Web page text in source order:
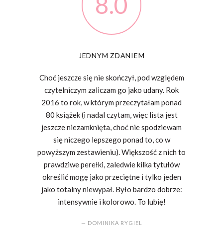
JEDNYM ZDANIEM
Choć jeszcze się nie skończył, pod względem
czytelniczym zaliczam go jako udany. Rok
2016 to rok, w którym przeczytałam ponad
80 książek (i nadal czytam, więc lista jest
jeszcze niezamknięta, choć nie spodziewam
się niczego lepszego ponad to, co w
powyższym zestawieniu). Większość z nich to
prawdziwe perełki, zaledwie kilka tytułów
określić mogę jako przeciętne i tylko jeden
jako totalny niewypał. Było bardzo dobrze:
intensywnie i kolorowo. To lubię!
— DOMINIKA RYGIEL